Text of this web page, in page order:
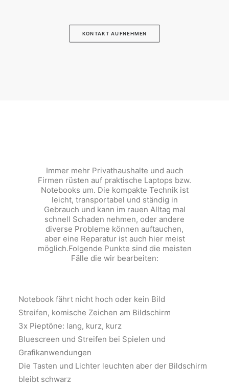
KONTAKT AUFNEHMEN
Immer mehr Privathaushalte und auch
Firmen rüsten auf praktische Laptops bzw.
Notebooks um. Die kompakte Technik ist
leicht, transportabel und ständig in
Gebrauch und kann im rauen Alltag mal
schnell Schaden nehmen, oder andere
diverse Probleme können auftauchen,
aber eine Reparatur ist auch hier meist
möglich.Folgende Punkte sind die meisten
Fälle die wir bearbeiten:
Notebook fährt nicht hoch oder kein Bild
Streifen, komische Zeichen am Bildschirm
3x Pieptöne: lang, kurz, kurz
Bluescreen und Streifen bei Spielen und
Grafikanwendungen
Die Tasten und Lichter leuchten aber der Bildschirm
bleibt schwarz